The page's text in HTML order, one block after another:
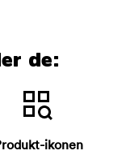
de:
ikonen